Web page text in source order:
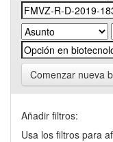
Comenzar nueva
Añadir filtros:
Usa los filtros para